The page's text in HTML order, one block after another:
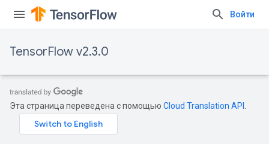
Войти
TensorFlow v2.3.0
Эта страница переведена с помощью Cloud Translation API